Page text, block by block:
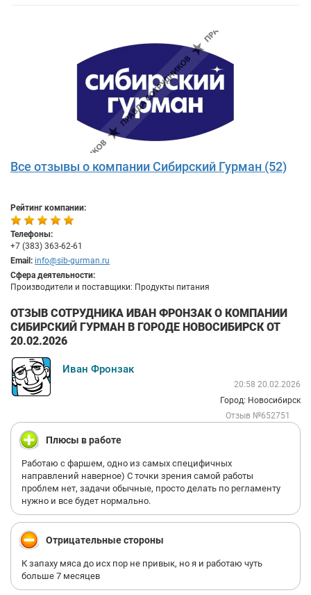
Все отзывы о компании Сибирский Гурман (52)
Рейтинг компании:
Телефоны:
+7 (383) 363-62-61
Email: info@sib-gurman.ru
Сфера деятельности:
Производители и поставщики: Продукты питания
ОТЗЫВ СОТРУДНИКА ИВАН ФРОНЗАК О КОМПАНИИ
СИБИРСКИЙ ГУРМАН В ГОРОДЕ НОВОСИБИРСК ОТ
20.02.2026
Иван Фронзак
20:58 20.02.2026
Город: Новосибирск
Отзыв №652751
Плюсы в работе
Работаю с фаршем, одно из самых специфичных
направлений наверное) С точки зрения самой работы
проблем нет, задачи обычные, просто делать по регламенту
нужно и все будет нормально.
Отрицательные стороны
К запаху мяса до исх пор не привык, но я и работаю чуть
больше 7 месяцев